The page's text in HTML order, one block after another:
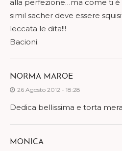
alla perfezione…ma come ti è
simil sacher deve essere
leccata le dita!!!
Bacioni.
NORMA MAROE
26 Agosto 2012 - 18:28
Dedica bellissima e torta
MONICA